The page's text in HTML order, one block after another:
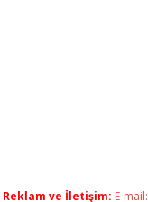
Reklam ve İletişim: E-mail: